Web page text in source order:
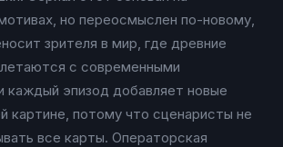
но переосмыслен по-новому,
зрителя в мир, где древние
с современными
каждый эпизод добавляет новые
картине, потому что сценаристы не
все карты. Операторская